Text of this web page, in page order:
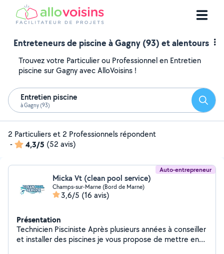
Entreteneurs de piscine à Gagny (93) et alentours
Trouvez votre Particulier ou Professionnel en Entretien
piscine sur Gagny avec AlloVoisins !
Entretien piscine
à Gagny (93)
2 Particuliers et 2 Professionnels répondent
-
4,3/5 (52 avis)
Auto-entrepreneur
Micka Vt (clean pool service)
Champs-sur-Marne (Bord de Marne)
3,6/5 (16 avis)
Présentation
Technicien Pisciniste Après plusieurs années à conseiller
et installer des piscines je vous propose de mettre en